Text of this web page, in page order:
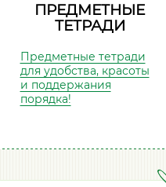
ПРЕДМЕТНЫЕ
ТЕТРАДИ
Предметные тетради
для удобства, красоты
и поддержания
порядка!